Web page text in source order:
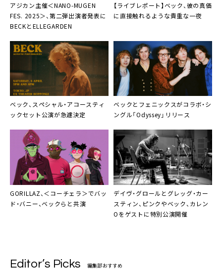
アジカン主催＜NANO-MUGEN
FES. 2025＞、第二弾出演者発表に
BECKとELLEGARDEN
【ライブレポート】ベック、彼の真価
に直接触れるような貴重な一夜
ベック、スペシャル・アコースティ
ックセット公演が急遽決定
ベックとフェニックスがコラボ・シ
ングル「Odyssey」リリース
GORILLAZ、＜コーチェラ＞でバッ
ド・バニー、ベックらと共演
デイヴ・グロール と グレッグ・カー
スティン、ピンクやベック、カレン
Oをゲストに特別公演開催
Editor’s Picks 編集部おすすめ